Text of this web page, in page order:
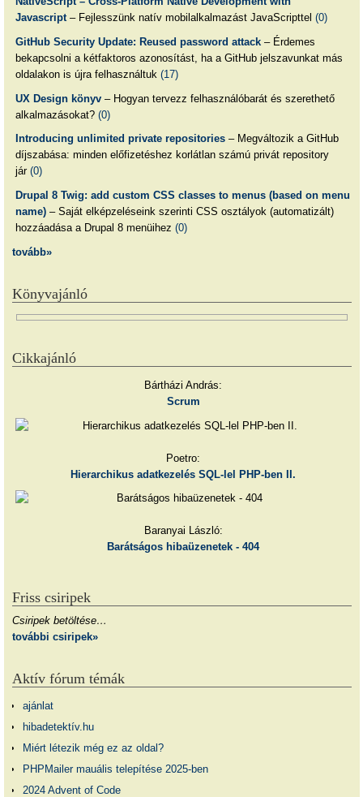
Javascript– Fejlesszünk natív mobilalkalmazást JavaScripttel (0)
GitHub Security Update: Reused password attack– Érdemes
bekapcsolni a kétfaktoros azonosítást, ha a GitHub jelszavunkat más
oldalakon is újra felhasználtuk (17)
UX Design könyv– Hogyan tervezz felhasználóbarát és szerethető
alkalmazásokat? (0)
Introducing unlimited private repositories– Megváltozik a GitHub
díjszabása: minden előfizetéshez korlátlan számú privát repository
jár (0)
Drupal 8 Twig: add custom CSS classes to menus (based on menu
name)– Saját elképzeléseink szerinti CSS osztályok (automatizált)
hozzáadása a Drupal 8 menüihez (0)
tovább»
Könyvajánló
Cikkajánló
Bártházi András:
Scrum
Poetro:
Hierarchikus adatkezelés SQL-lel PHP-ben II.
Baranyai László:
Barátságos hibaüzenetek - 404
Friss csiripek
Csiripek betöltése…
további csiripek»
Aktív fórum témák
ajánlat
hibadetektív.hu
Miért létezik még ez az oldal?
PHPMailer mauális telepítése 2025-ben
2024 Advent of Code